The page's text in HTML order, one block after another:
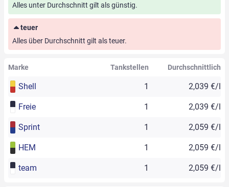
Alles unter Durchschnitt gilt als günstig.
teuer
Alles über Durchschnitt gilt als teuer.
Marke Tankstellen Durchschnittlich
Shell 1 2,039 €/l
Freie 1 2,039 €/l
Sprint 1 2,059 €/l
HEM 1 2,059 €/l
team 1 2,059 €/l